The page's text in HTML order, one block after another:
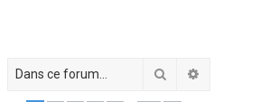
Rechercher